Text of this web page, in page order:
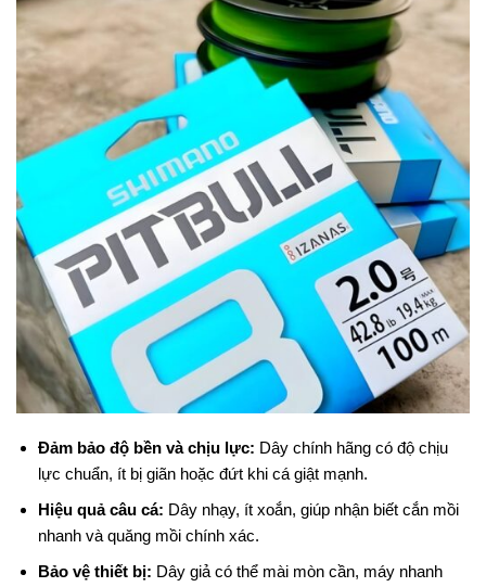
Đảm bảo độ bền và chịu lực: Dây chính hãng có độ chịu
lực chuẩn, ít bị giãn hoặc đứt khi cá giật mạnh.
Hiệu quả câu cá: Dây nhạy, ít xoắn, giúp nhận biết cắn mồi
nhanh và quăng mồi chính xác.
Bảo vệ thiết bị: Dây giả có thể mài mòn cần, máy nhanh